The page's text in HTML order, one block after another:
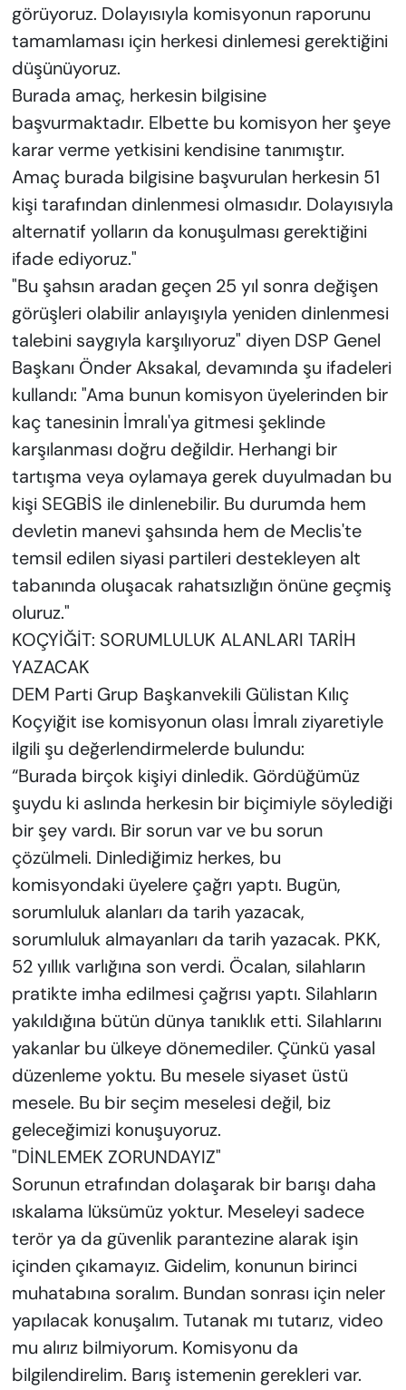
görüyoruz. Dolayısıyla komisyonun raporunu
tamamlaması için herkesi dinlemesi gerektiğini
düşünüyoruz.
Burada amaç, herkesin bilgisine
başvurmaktadır. Elbette bu komisyon her şeye
karar verme yetkisini kendisine tanımıştır.
Amaç burada bilgisine başvurulan herkesin 51
kişi tarafından dinlenmesi olmasıdır. Dolayısıyla
alternatif yolların da konuşulması gerektiğini
ifade ediyoruz."
"Bu şahsın aradan geçen 25 yıl sonra değişen
görüşleri olabilir anlayışıyla yeniden dinlenmesi
talebini saygıyla karşılıyoruz" diyen DSP Genel
Başkanı Önder Aksakal, devamında şu ifadeleri
kullandı: "Ama bunun komisyon üyelerinden bir
kaç tanesinin İmralı'ya gitmesi şeklinde
karşılanması doğru değildir. Herhangi bir
tartışma veya oylamaya gerek duyulmadan bu
kişi SEGBİS ile dinlenebilir. Bu durumda hem
devletin manevi şahsında hem de Meclis'te
temsil edilen siyasi partileri destekleyen alt
tabanında oluşacak rahatsızlığın önüne geçmiş
oluruz."
KOÇYİĞİT: SORUMLULUK ALANLARI TARİH
YAZACAK
DEM Parti Grup Başkanvekili Gülistan Kılıç
Koçyiğit ise komisyonun olası İmralı ziyaretiyle
ilgili şu değerlendirmelerde bulundu:
“Burada birçok kişiyi dinledik. Gördüğümüz
şuydu ki aslında herkesin bir biçimiyle söylediği
bir şey vardı. Bir sorun var ve bu sorun
çözülmeli. Dinlediğimiz herkes, bu
komisyondaki üyelere çağrı yaptı. Bugün,
sorumluluk alanları da tarih yazacak,
sorumluluk almayanları da tarih yazacak. PKK,
52 yıllık varlığına son verdi. Öcalan, silahların
pratikte imha edilmesi çağrısı yaptı. Silahların
yakıldığına bütün dünya tanıklık etti. Silahlarını
yakanlar bu ülkeye dönemediler. Çünkü yasal
düzenleme yoktu. Bu mesele siyaset üstü
mesele. Bu bir seçim meselesi değil, biz
geleceğimizi konuşuyoruz.
"DİNLEMEK ZORUNDAYIZ"
Sorunun etrafından dolaşarak bir barışı daha
ıskalama lüksümüz yoktur. Meseleyi sadece
terör ya da güvenlik parantezine alarak işin
içinden çıkamayız. Gidelim, konunun birinci
muhatabına soralım. Bundan sonrası için neler
yapılacak konuşalım. Tutanak mı tutarız, video
mu alırız bilmiyorum. Komisyonu da
bilgilendirelim. Barış istemenin gerekleri var.